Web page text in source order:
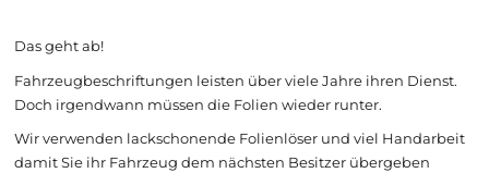
Das geht ab!
Fahrzeugbeschriftungen leisten über viele Jahre ihren Dienst.
Doch irgendwann müssen die Folien wieder runter.
Wir verwenden lackschonende Folienlöser und viel Handarbeit
damit Sie ihr Fahrzeug dem nächsten Besitzer übergeben